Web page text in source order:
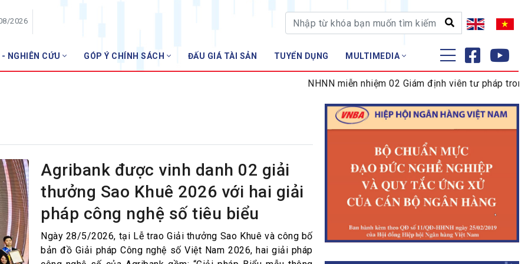
2026
NGHIÊN CỨU GÓP Ý CHÍNH SÁCH ĐẤU GIÁ TÀI SẢN TUYỂN DỤNG MULTIMEDIA
hàng
ĐÀO TẠO - NGHIÊN CỨU
Tập huấn
NHNN miễn nhiệm 02 Giám định viên tư pháp trong
Agribank được vinh danh 02 giải
thưởng Sao Khuê 2026 với hai giải
pháp công nghệ số tiêu biểu
Ngày 28/5/2026, tại Lễ trao Giải thưởng Sao Khuê và công bố
bản đồ Giải pháp Công nghệ số Việt Nam 2026, hai giải pháp